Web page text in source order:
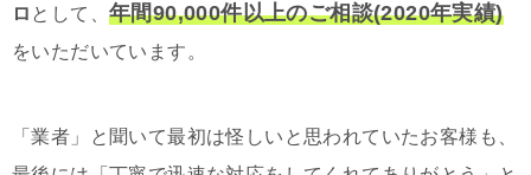
ロ として、年間90,000件以上のご相談(2020年実績)
をいただいています。
「業者」と聞いて最初は怪しいと思われていたお客様も、